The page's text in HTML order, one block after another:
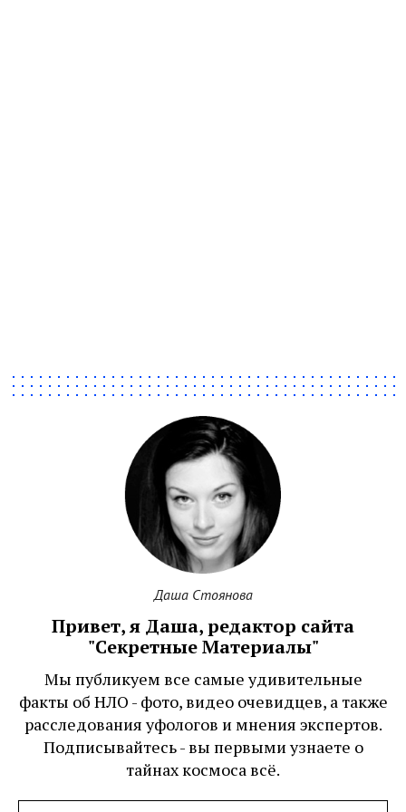
Даша Стоянова
Привет, я Даша, редактор сайта
"Секретные Материалы"
Мы публикуем все самые удивительные
факты об НЛО - фото, видео очевидцев, а также
расследования уфологов и мнения экспертов.
Подписывайтесь - вы первыми узнаете о
тайнах космоса всё.